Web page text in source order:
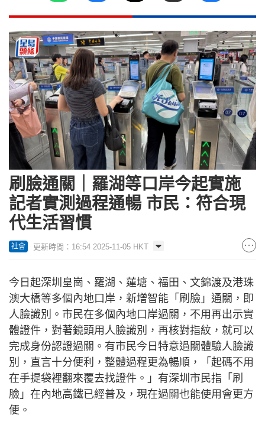
刷臉通關｜羅湖等口岸今起實施
記者實測過程通暢 市民：符合現
代生活習慣
社會 更新時間：16:54 2025-11-05 HKT
今日起深圳皇崗、羅湖、蓮塘、福田、文錦渡及港珠
澳大橋等多個內地口岸，新增智能「刷臉」通關，即
人臉識別。市民在多個內地口岸過關，不用再出示實
體證件，對著鏡頭用人臉識別，再核對指紋，就可以
完成身份認證過關。有市民今日特意過關體驗人臉識
別，直言十分便利，整體過程更為暢順，「起碼不用
在手提袋裡翻來覆去找證件。」有深圳市民指「刷
臉」在內地高鐵已經普及，現在過關也能使用會更方
便。